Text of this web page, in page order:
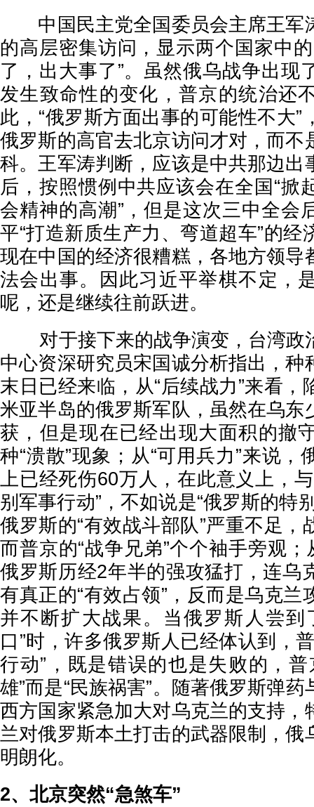
中国民主党全国委员会主席王军
的高层密集访问，显示两个国家中
了，出大事了”。虽然俄乌战争出现
发生致命性的变化，普京的统治还
此，“俄罗斯方面出事的可能性不大”
俄罗斯的高官去北京访问才对，而不
科。王军涛判断，应该是中共那边出
后，按照惯例中共应该会在全国“掀
会精神的高潮”，但是这次三中全会
平“打造新质生产力、弯道超车”的经
现在中国的经济很糟糕，各地方领导
法会出事。因此习近平举棋不定，
呢，还是继续往前跃进。
对于接下来的战争演变，台湾政
中心资深研究员宋国诚分析指出，种
末日已经来临，从“后续战力”来看，
米亚半岛的俄罗斯军队，虽然在乌东
获，但是现在已经出现大面积的撤
种“溃散”现象；从“可用兵力”来说，
上已经死伤60万人，在此意义上，
别军事行动”，不如说是“俄罗斯的特
俄罗斯的“有效战斗部队”严重不足，
而普京的“战争兄弟”个个袖手旁观；
俄罗斯历经2年半的强攻猛打，连乌
有真正的“有效占领”，反而是乌克兰
并不断扩大战果。当俄罗斯人尝到
口”时，许多俄罗斯人已经体认到，
行动”，既是错误的也是失败的，
雄”而是“民族祸害”。随著俄罗斯弹
西方国家紧急加大对乌克兰的支持，
兰对俄罗斯本土打击的武器限制，俄
明朗化。
2、北京突然“急煞车”